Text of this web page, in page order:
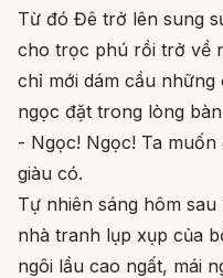
Từ đó Đê trở lên sung
cho trọc phú rồi trở về
chỉ mới dám cầu
ngọc đặt trong lòng
- Ngọc! Ngọc! Ta
giàu có.
Tự nhiên sáng hôm
nhà tranh lụp xụp của
ngôi lầu cao ngất, mái